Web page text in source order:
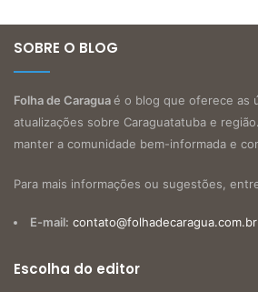
SOBRE O BLOG
Folha de Caraguaé o blog que oferece as
atualizações sobre Caraguatatuba e
manter a comunidade bem-informada e
Para mais informações ou sugestões,
E-mail: contato@folhadecaragua.com.br
Escolha do editor